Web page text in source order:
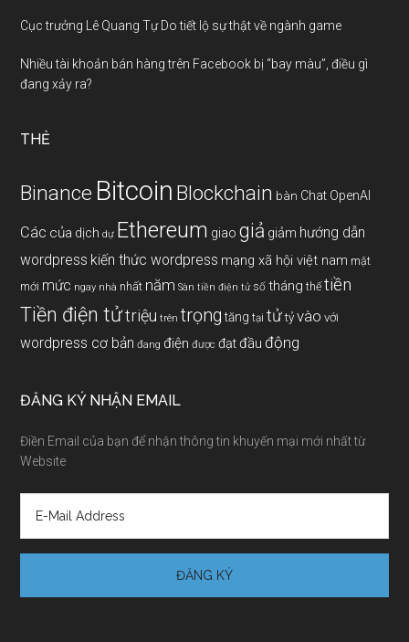
Cục trưởng Lê Quang Tự Do tiết lộ sự thật về ngành game
Nhiều tài khoản bán hàng trên Facebook bị “bay màu”, điều gì
đang xảy ra?
THẺ
Binance Bitcoin Blockchain bàn Chat OpenAI
Các của dịch dự Ethereum giao giả giảm hướng dẫn
wordpress kiến thức wordpress mạng xã hội việt nam mật
mới mức ngay nhà nhất năm Sàn tiền điện tử số tháng thế tiền
Tiền điện tửtriệu trên trọng tăng tại tử tỷ vào với
wordpress cơ bản đang điện được đạtđầu động
ĐĂNG KÝ NHẬN EMAIL
Điền Email của bạn để nhận thông tin khuyến mại mới nhất từ
Website